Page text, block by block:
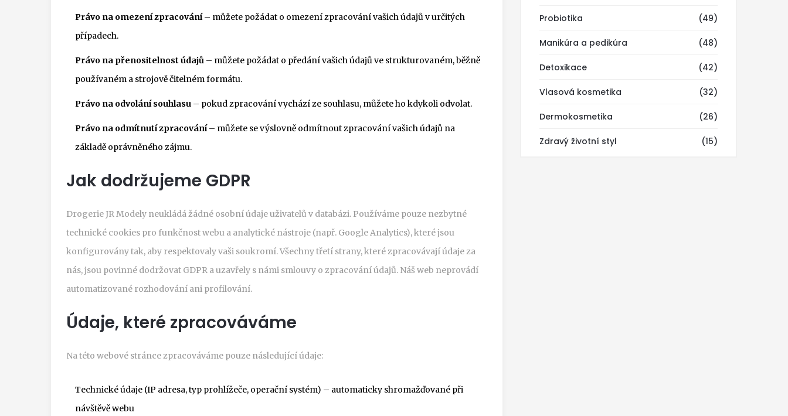
Právo na omezení zpracování– můžete požádat o omezení zpracování vašich údajů v určitých
případech.
Právo na přenositelnost údajů – můžete požádat o předání vašich údajů ve strukturovaném, běžně
používaném a strojově čitelném formátu.
Právo na odvolání souhlasu – pokud zpracování vychází ze souhlasu, můžete ho kdykoli odvolat.
Právo na odmítnutí zpracování– můžete se výslovně odmítnout zpracování vašich údajů na
základě oprávněného zájmu.
Jak dodržujeme GDPR
Drogerie JR Modely neukládá žádné osobní údaje uživatelů v databázi. Používáme pouze nezbytné
technické cookies pro funkčnost webu a analytické nástroje (např. Google Analytics), které jsou
konfigurovány tak, aby respektovaly vaši soukromí. Všechny třetí strany, které zpracovávají údaje za
nás, jsou povinné dodržovat GDPR a uzavřely s námi smlouvy o zpracování údajů. Náš web neprovádí
automatizované rozhodování ani profilování.
Údaje, které zpracováváme
Na této webové stránce zpracováváme pouze následující údaje:
Technické údaje (IP adresa, typ prohlížeče, operační systém) – automaticky shromažďované při
návštěvě webu
Probiotika (49)
Manikúra a pedikúra (48)
Detoxikace (42)
Vlasová kosmetika (32)
Dermokosmetika (26)
Zdravý životní styl (15)